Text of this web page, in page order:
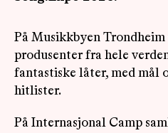
På Musikkbyen
produsenter fra hele
fantastiske låter, med mål
hitlister.
På Internasjonal Camp